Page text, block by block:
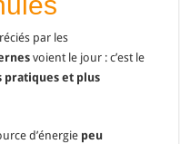
par les
voient le jour : c’est le
pratiques et plus
d’énergie peu